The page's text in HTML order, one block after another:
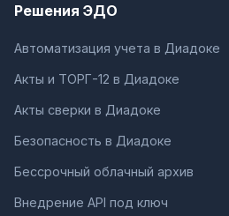
Решения ЭДО
Автоматизация учета в Диадоке
Акты и ТОРГ-12 в Диадоке
Акты сверки в Диадоке
Безопасность в Диадоке
Бессрочный облачный архив
Внедрение API под ключ